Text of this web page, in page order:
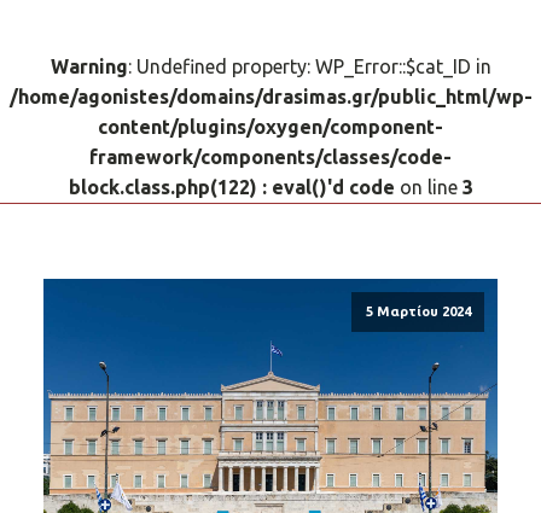
Warning: Undefined property: WP_Error::$cat_ID in
/home/agonistes/domains/drasimas.gr/public_html/wp-
content/plugins/oxygen/component-
framework/components/classes/code-
block.class.php(122) : eval()'d code on line 3
5 Μαρτίου 2024